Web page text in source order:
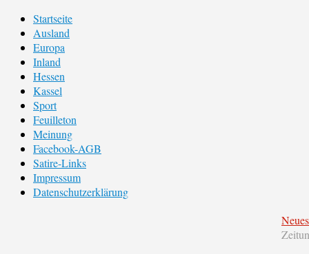
Startseite
Ausland
Europa
Inland
Hessen
Kassel
Sport
Feuilleton
Meinung
Facebook-AGB
Satire-Links
Impressum
Datenschutzerklärung